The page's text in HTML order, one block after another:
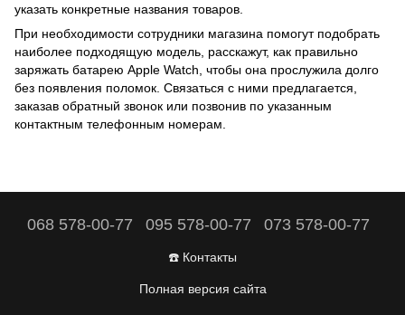
указать конкретные названия товаров.
При необходимости сотрудники магазина помогут подобрать
наиболее подходящую модель, расскажут, как правильно
заряжать батарею Apple Watch, чтобы она прослужила долго
без появления поломок. Связаться с ними предлагается,
заказав обратный звонок или позвонив по указанным
контактным телефонным номерам.
068 578-00-77 095 578-00-77 073 578-00-77
☎️ Контакты
Полная версия сайта